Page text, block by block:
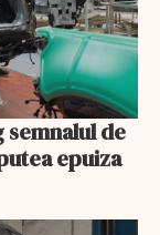
de
epuiza